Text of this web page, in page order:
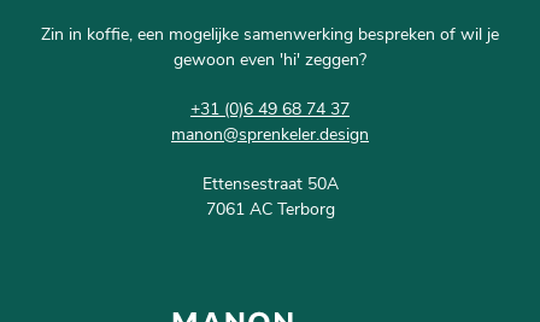
Zin in koffie, een mogelijke samenwerking bespreken of wil je
gewoon even 'hi' zeggen?
+31 (0)6 49 68 74 37
manon@sprenkeler.design
Ettensestraat 50A
7061 AC Terborg